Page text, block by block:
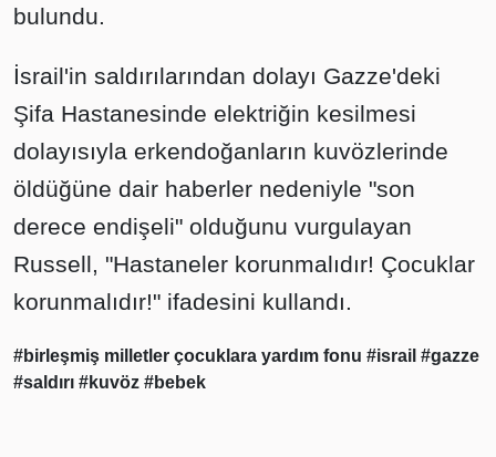
bulundu.
İsrail'in saldırılarından dolayı Gazze'deki
Şifa Hastanesinde elektriğin kesilmesi
dolayısıyla erkendoğanların kuvözlerinde
öldüğüne dair haberler nedeniyle "son
derece endişeli" olduğunu vurgulayan
Russell, "Hastaneler korunmalıdır! Çocuklar
korunmalıdır!" ifadesini kullandı.
#birleşmiş milletler çocuklara yardım fonu #israil #gazze
#saldırı #kuvöz #bebek